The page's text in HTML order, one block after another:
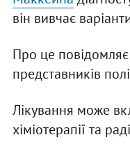
він вивчає
Про це повідомляє
представників
Лікування може
хіміотерапії та